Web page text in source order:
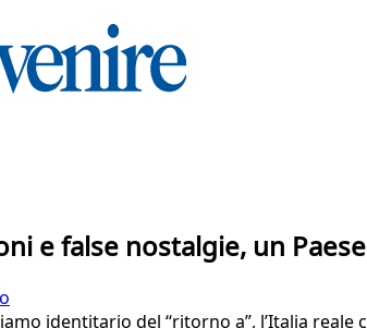
e false nostalgie, un
identitario del “ritorno a”, l’Italia